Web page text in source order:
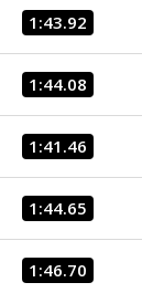
1:43.92
1:44.08
1:41.46
1:44.65
1:46.70